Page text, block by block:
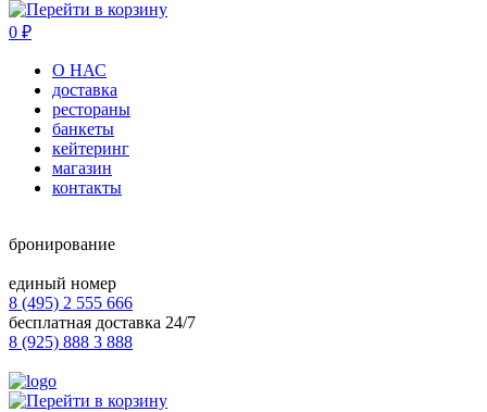
0 ₽
О НАС
доставка
рестораны
банкеты
кейтеринг
магазин
контакты
бронирование
единый номер
8 (495) 2 555 666
бесплатная доставка 24/7
8 (925) 888 3 888